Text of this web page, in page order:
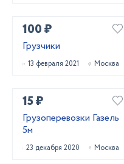
100 ₽
Грузчики
13 февраля 2021 Москва
15 ₽
Грузоперевозки Газель
5м
23 декабря 2020 Москва